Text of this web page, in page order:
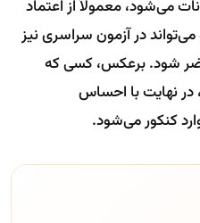
می‌شود، معمولاً از اعتماد
در آزمون سراسری نیز
حاضر شود. برعکس، کسی که
در نهایت با احساس
کنکور می‌شود.